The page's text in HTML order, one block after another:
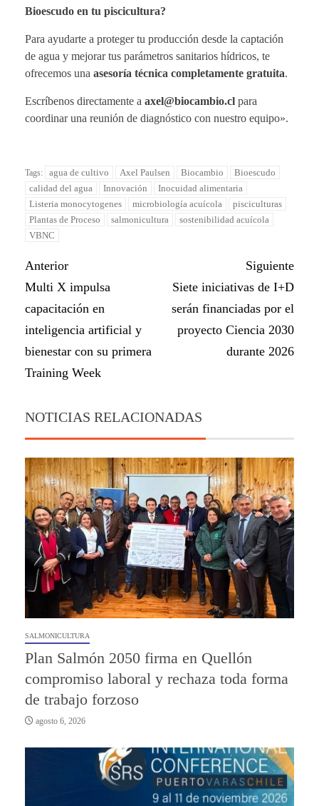
Bioescudo en tu piscicultura?
Para ayudarte a proteger tu producción desde la captación
de agua y mejorar tus parámetros sanitarios hídricos, te
ofrecemos una asesoría técnica completamente gratuita.
Escríbenos directamente a axel@biocambio.cl para
coordinar una reunión de diagnóstico con nuestro equipo».
Tags: agua de cultivo Axel Paulsen Biocambio
Bioescudo
calidad del agua
Innovación
Inocuidad alimentaria
Listeria monocytogenes
microbiología acuícola
pisciculturas
Plantas de Proceso
salmonicultura
sostenibilidad acuícola
VBNC
Anterior
Multi X impulsa
capacitación en
inteligencia artificial y
bienestar con su primera
Training Week
Siguiente
Siete iniciativas de I+D
serán financiadas por el
proyecto Ciencia 2030
durante 2026
NOTICIAS RELACIONADAS
SALMONICULTURA
Plan Salmón 2050 firma en Quellón
compromiso laboral y rechaza toda forma
de trabajo forzoso
agosto 6, 2026